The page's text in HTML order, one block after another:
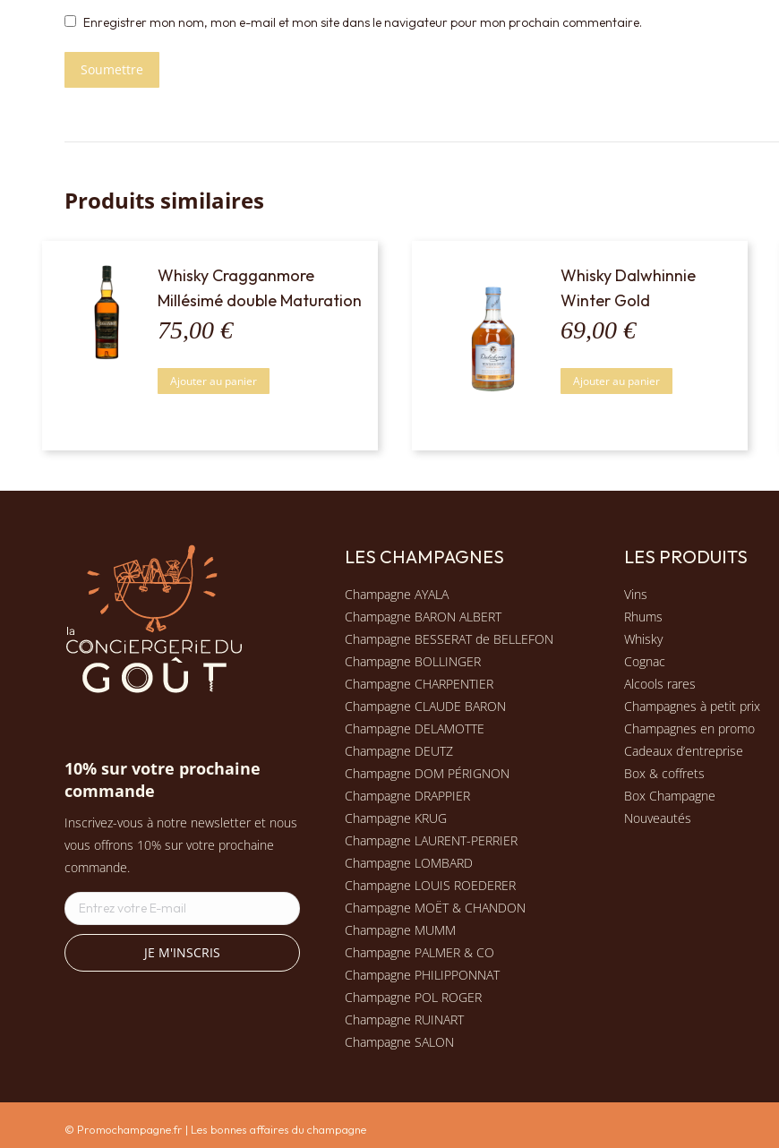
Enregistrer mon nom, mon e-mail et mon site dans le navigateur pour mon prochain commentaire.
Produits similaires
Whisky Cragganmore
Millésimé double Maturation
75,00 €
Ajouter au panier
Whisky Dalwhinnie
Winter Gold
69,00€
Ajouter au panier
10% sur votre prochaine
commande
Inscrivez-vous à notre newsletter et nous
vous offrons 10% sur votre prochaine
commande.
LES CHAMPAGNES
Champagne AYALA
Champagne BARON ALBERT
Champagne BESSERAT de BELLEFON
Champagne BOLLINGER
Champagne CHARPENTIER
Champagne CLAUDE BARON
Champagne DELAMOTTE
Champagne DEUTZ
Champagne DOM PÉRIGNON
Champagne DRAPPIER
Champagne KRUG
Champagne LAURENT-PERRIER
Champagne LOMBARD
Champagne LOUIS ROEDERER
Champagne MOËT & CHANDON
Champagne MUMM
Champagne PALMER & CO
Champagne PHILIPPONNAT
Champagne POL ROGER
Champagne RUINART
Champagne SALON
LES PRODUITS
Vins
Rhums
Whisky
Cognac
Alcools rares
Champagnes à petit prix
Champagnes en promo
Cadeaux d’entreprise
Box & coffrets
Box Champagne
Nouveautés
© Promochampagne.fr | Les bonnes affaires du champagne